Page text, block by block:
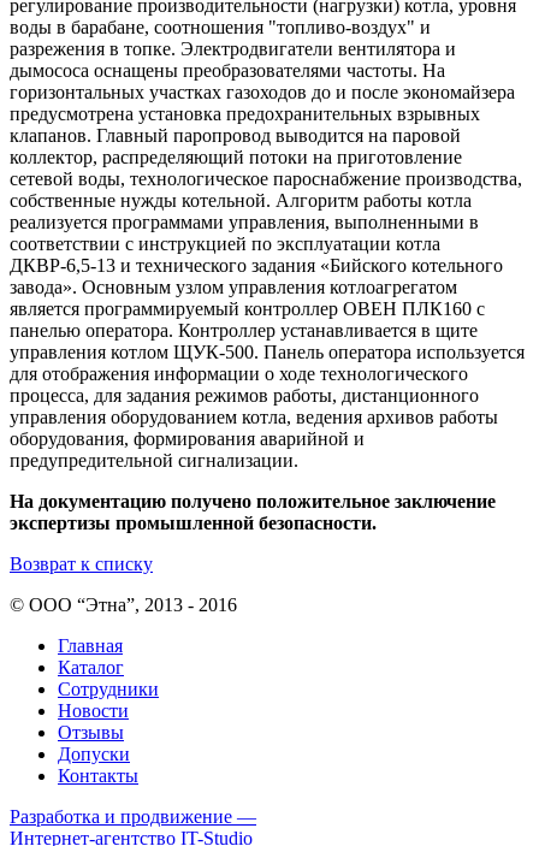
регулирование производительности (нагрузки) котла, уровня
воды в барабане, соотношения "топливо-воздух" и
разрежения в топке. Электродвигатели вентилятора и
дымососа оснащены преобразователями частоты. На
горизонтальных участках газоходов до и после экономайзера
предусмотрена установка предохранительных взрывных
клапанов. Главный паропровод выводится на паровой
коллектор, распределяющий потоки на приготовление
сетевой воды, технологическое пароснабжение производства,
собственные нужды котельной. Алгоритм работы котла
реализуется программами управления, выполненными в
соответствии с инструкцией по эксплуатации котла
ДКВР-6,5-13 и технического задания «Бийского котельного
завода». Основным узлом управления котлоагрегатом
является программируемый контроллер ОВЕН ПЛК160 с
панелью оператора. Контроллер устанавливается в щите
управления котлом ЩУК-500. Панель оператора используется
для отображения информации о ходе технологического
процесса, для задания режимов работы, дистанционного
управления оборудованием котла, ведения архивов работы
оборудования, формирования аварийной и
предупредительной сигнализации.
На документацию получено положительное заключение
экспертизы промышленной безопасности.
Возврат к списку
© ООО “Этна”, 2013 - 2016
Главная
Каталог
Сотрудники
Новости
Отзывы
Допуски
Контакты
Разработка и продвижение —
Интернет-агентство IT-Studio